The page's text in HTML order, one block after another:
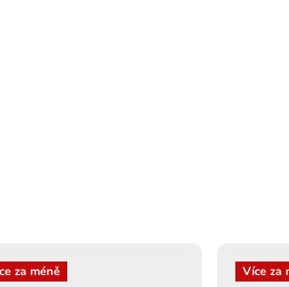
za méně Více za